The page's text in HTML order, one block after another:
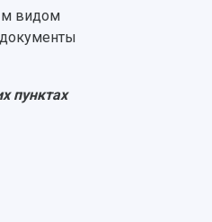
видом
пунктах